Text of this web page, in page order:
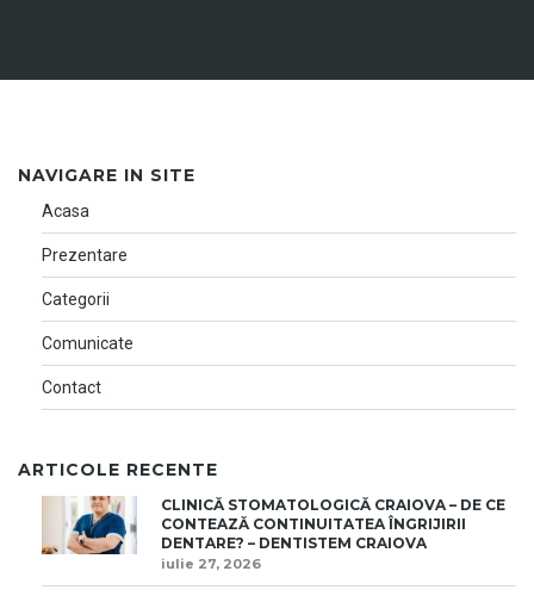
NAVIGARE IN SITE
Acasa
Prezentare
Categorii
Comunicate
Contact
ARTICOLE RECENTE
CLINICĂ STOMATOLOGICĂ CRAIOVA – DE CE
CONTEAZĂ CONTINUITATEA ÎNGRIJIRII
DENTARE? – DENTISTEM CRAIOVA
iulie 27, 2026